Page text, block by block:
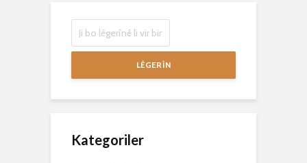
LÊGERÎN
Kategoriler